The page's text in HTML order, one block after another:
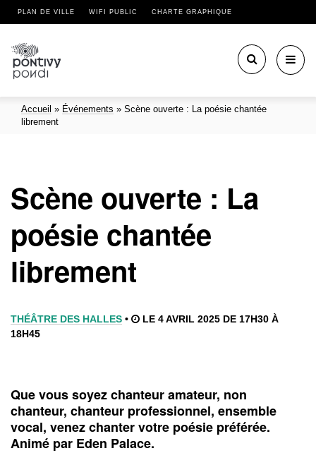
PLAN DE VILLE WIFI PUBLIC CHARTE GRAPHIQUE
Accueil » Événements » Scène ouverte : La poésie chantée
librement
Scène ouverte : La
poésie chantée
librement
THÉÂTRE DES HALLES •
LE 4 AVRIL 2025 DE 17H30 À
18H45
Que vous soyez chanteur amateur, non
chanteur, chanteur professionnel, ensemble
vocal, venez chanter votre poésie préférée.
Animé par Eden Palace.